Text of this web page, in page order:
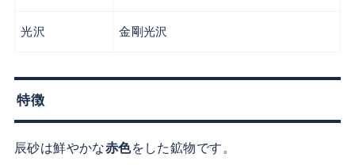
光沢 金剛光沢
特徴
辰砂は鮮やかな赤色をした鉱物です。